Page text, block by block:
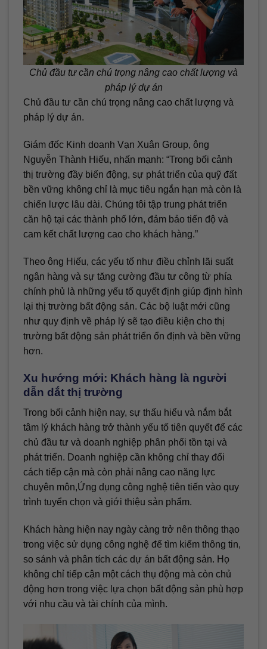
Chủ đầu tư cần chú trọng nâng cao chất lượng và
pháp lý dự án
Chủ đầu tư cần chú trọng nâng cao chất lượng và
pháp lý dự án.
Giám đốc Kinh doanh Vạn Xuân Group, ông
Nguyễn Thành Hiếu, nhấn mạnh: “Trong bối cảnh
thị trường đầy biến động, sự phát triển của quỹ đất
bền vững không chỉ là mục tiêu ngắn hạn mà còn là
chiến lược lâu dài. Chúng tôi tập trung phát triển
căn hộ tại các thành phố lớn, đảm bảo tiến độ và
cam kết chất lượng cao cho khách hàng.”
Theo ông Hiếu, các yếu tố như điều chỉnh lãi suất
ngân hàng và sự tăng cường đầu tư công từ phía
chính phủ là những yếu tố quyết định giúp định hình
lại thị trường bất động sản. Các bộ luật mới cũng
như quy định về pháp lý sẽ tạo điều kiện cho thị
trường bất động sản phát triển ổn định và bền vững
hơn.
Xu hướng mới: Khách hàng là người
dẫn dắt thị trường
Trong bối cảnh hiện nay, sự thấu hiểu và nắm bắt
tâm lý khách hàng trở thành yếu tố tiên quyết để các
chủ đầu tư và doanh nghiệp phân phối tồn tại và
phát triển. Doanh nghiệp cần không chỉ thay đổi
cách tiếp cận mà còn phải nâng cao năng lực
chuyên môn,Ứng dụng công nghệ tiên tiến vào quy
trình tuyển chọn và giới thiệu sản phẩm.
Khách hàng hiện nay ngày càng trở nên thông thạo
trong việc sử dụng công nghệ để tìm kiếm thông tin,
so sánh và phân tích các dự án bất động sản. Họ
không chỉ tiếp cận một cách thụ động mà còn chủ
động hơn trong việc lựa chọn bất động sản phù hợp
với nhu cầu và tài chính của mình.